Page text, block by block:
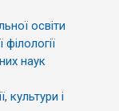
освіти
наук
культури і